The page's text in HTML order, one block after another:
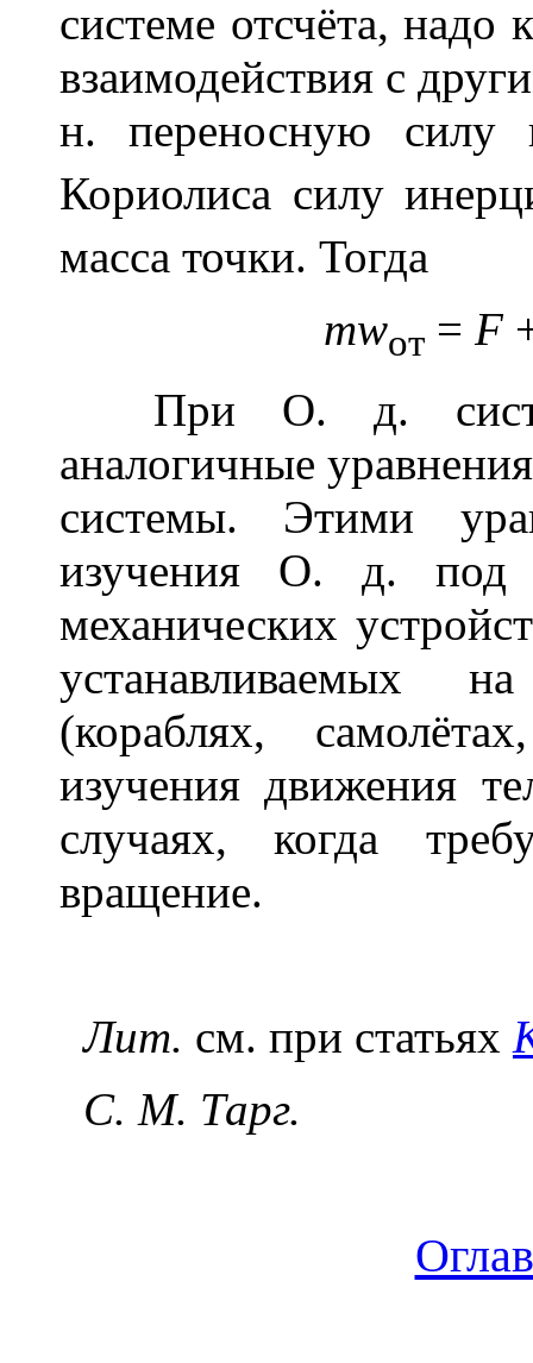
системе отсчёта,
взаимодействия с
н. переносную
Кориолиса силу
масса точки. Тогда
mwoт = F
При О. д.
аналогичные
системы. Этими
изучения О. д. под
механических
устанавливаемых
(кораблях,
изучения движения
случаях, когда
вращение.
Лит. см. при статьях
С. М. Тарг.